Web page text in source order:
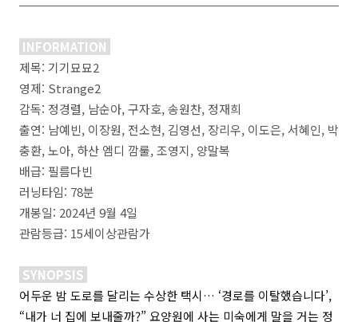
INFORMATION
제목: 기기묘묘2
영제: Strange2
감독: 정경렬, 남순아, 구자호, 송원찬, 정재희
출연: 남예빈, 이장원, 전소현, 김영선, 장리우, 이도은, 서혜인, 박
충환, 노아, 하산 엠디 깜룰, 조영지, 양말복
배급: 필름다빈
러닝타임: 78분
개봉일: 2024년 9월 4일
관람등급: 15세이상관람가
SYNOPSIS
어두운 밤 도로를 달리는 수상한 택시… ‘경로를 이탈했습니다’,
“내가 너 집에 보내줄까?” 요양원에 사는 미숙에게 말을 거는 정